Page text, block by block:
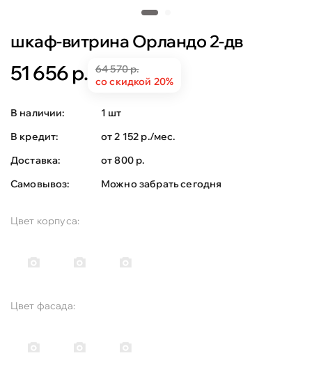
шкаф-витрина Орландо 2-дв
51 656 р.
64 570 р.
со скидкой 20%
В наличии:
1 шт
В кредит:
от 2 152 р./мес.
Доставка:
от 800 р.
Самовывоз:
Можно забрать сегодня
Цвет корпуса:
Цвет фасада: